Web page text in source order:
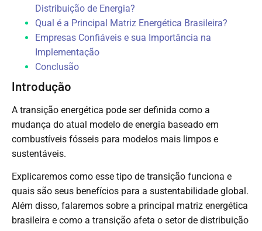
Distribuição de Energia?
Qual é a Principal Matriz Energética Brasileira?
Empresas Confiáveis e sua Importância na
Implementação
Conclusão
Introdução
A transição energética pode ser definida como a
mudança do atual modelo de energia baseado em
combustíveis fósseis para modelos mais limpos e
sustentáveis.
Explicaremos como esse tipo de transição funciona e
quais são seus benefícios para a sustentabilidade global.
Além disso, falaremos sobre a principal matriz energética
brasileira e como a transição afeta o setor de distribuição